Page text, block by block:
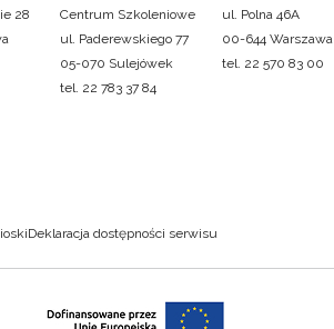
28
Centrum Szkoleniowe
ul. Paderewskiego 77
05-070 Sulejówek
tel. 22 783 37 84
ul. Polna 46A
00-644 Warszawa
tel. 22 570 83 00
Deklaracja dostępności serwisu